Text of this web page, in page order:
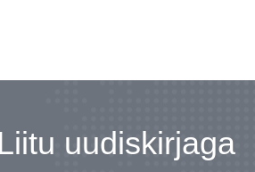
Liitu uudiskirjaga